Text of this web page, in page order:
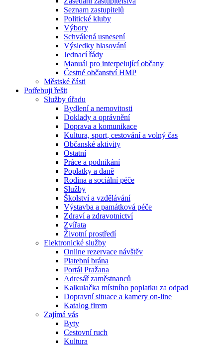
Seznam zastupitelů
Politické kluby
Výbory
Schválená usnesení
Výsledky hlasování
Jednací řády
Manuál pro interpelující občany
Čestné občanství HMP
Městské části
Potřebuji řešit
Služby úřadu
Bydlení a nemovitosti
Doklady a oprávnění
Doprava a komunikace
Kultura, sport, cestování a volný čas
Občanské aktivity
Ostatní
Práce a podnikání
Poplatky a daně
Rodina a sociální péče
Služby
Školství a vzdělávání
Výstavba a památková péče
Zdraví a zdravotnictví
Zvířata
Životní prostředí
Elektronické služby
Online rezervace návštěv
Platební brána
Portál Pražana
Adresář zaměstnanců
Kalkulačka místního poplatku za odpad
Dopravní situace a kamery on-line
Katalog firem
Zajímá vás
Byty
Cestovní ruch
Kultura